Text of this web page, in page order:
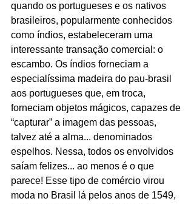
quando os portugueses e os nativos
brasileiros, popularmente conhecidos
como índios, estabeleceram uma
interessante transação comercial: o
escambo. Os índios forneciam a
especialíssima madeira do pau-brasil
aos portugueses que, em troca,
forneciam objetos mágicos, capazes de
“capturar” a imagem das pessoas,
talvez até a alma... denominados
espelhos. Nessa, todos os envolvidos
saíam felizes... ao menos é o que
parece! Esse tipo de comércio virou
moda no Brasil lá pelos anos de 1549,